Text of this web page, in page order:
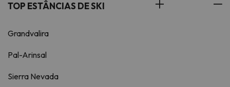
TOP ESTÂNCIAS DE SKI
Grandvalira
Pal-Arinsal
Sierra Nevada